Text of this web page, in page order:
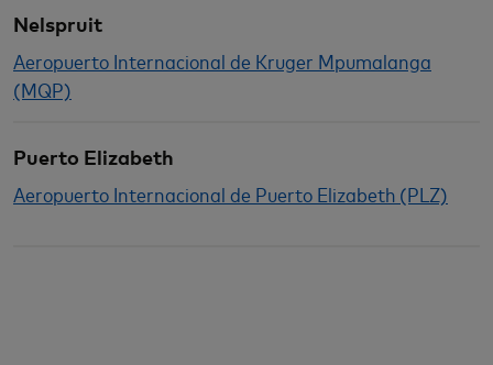
Nelspruit
Aeropuerto Internacional de Kruger Mpumalanga
(MQP)
Puerto Elizabeth
Aeropuerto Internacional de Puerto Elizabeth (PLZ)